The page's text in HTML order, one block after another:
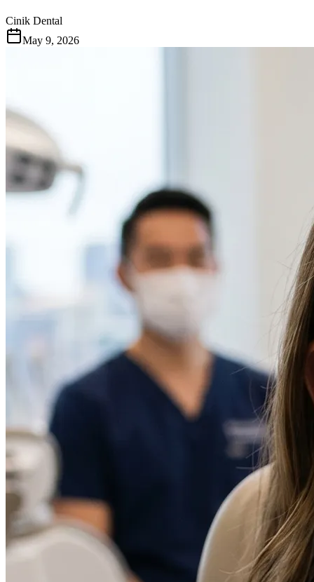
Cinik Dental
May 9, 2026